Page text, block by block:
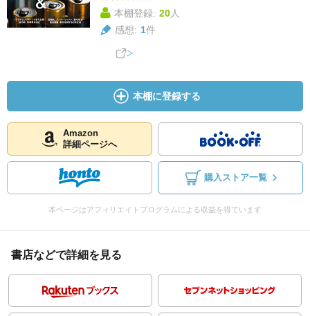
本棚登録: 20人
感想: 1件
本棚に登録する
Amazon
詳細ページへ
購入ストア一覧
本ページはアフィリエイトプログラムによる収益を得ています
書店などで詳細を見る